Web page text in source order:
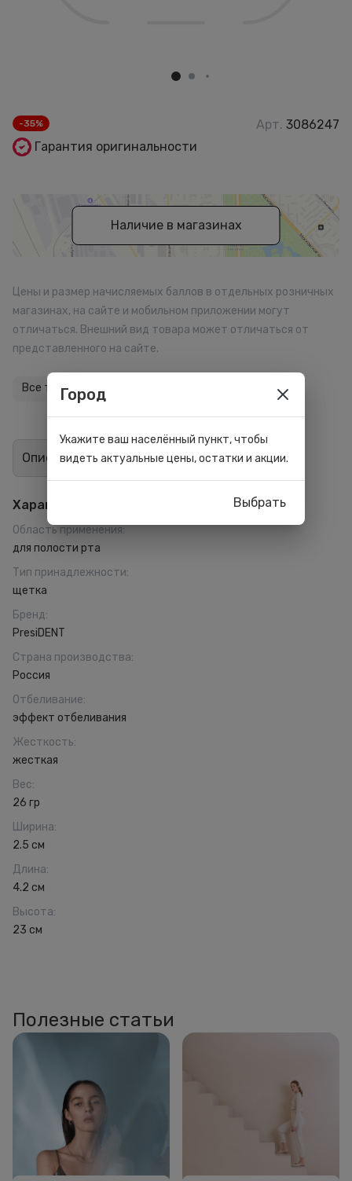
-35% Арт. 3086247
Гарантия оригинальности
Наличие в магазинах
Цены и размер начисляемых баллов в отдельных розничных
магазинах, на сайте и мобильном приложении могут
отличаться. Внешний вид товара может отличаться от
представленного на сайте.
Все товары бренда
Описание Отзывы 1
Характеристики
Область применения:
для полости рта
Тип принадлежности:
щетка
Бренд:
PresiDENT
Страна производства:
Россия
Отбеливание:
эффект отбеливания
Жесткость:
жесткая
Вес:
26 гр
Ширина:
2.5 см
Длина:
4.2 см
Высота:
23 см
Полезные статьи
Город
Укажите ваш населённый пункт, чтобы
видеть актуальные цены, остатки и акции.
Выбрать